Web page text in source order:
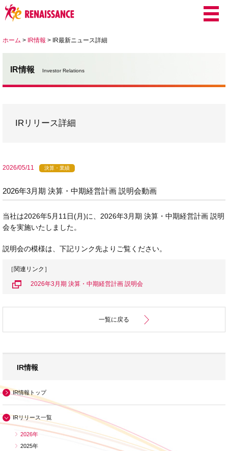
ホーム > IR情報 > IR最新ニュース詳細
IR情報 Investor Relations
IRリリース詳細
2026/05/11 決算・業績
2026年3月期 決算・中期経営計画 説明会動画
当社は2026年5月11日(月)に、2026年3月期 決算・中期経営計画 説明
会を実施いたしました。
説明会の模様は、下記リンク先よりご覧ください。
［関連リンク］
2026年3月期 決算・中期経営計画 説明会
一覧に戻る
IR情報
IR情報トップ
IRリリース一覧
2026年
2025年